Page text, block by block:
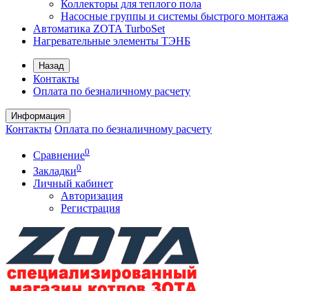
Коллекторы для теплого пола
Насосные группы и системы быстрого монтажа
Автоматика ZOTA TurboSet
Нагревательные элементы ТЭНБ
Назад
Контакты
Оплата по безналичному расчету
Информация
Контакты Оплата по безналичному расчету
Сравнение0
Закладки0
Личный кабинет
Авторизация
Регистрация